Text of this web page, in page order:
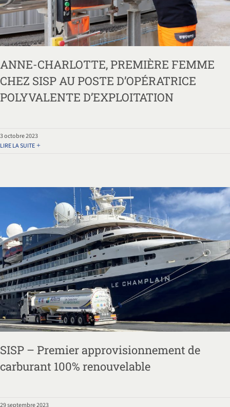
ANNE-CHARLOTTE, PREMIÈRE FEMME
CHEZ SISP AU POSTE D’OPÉRATRICE
POLYVALENTE D’EXPLOITATION
3 octobre 2023
LIRE LA SUITE
SISP – Premier approvisionnement de
carburant 100% renouvelable